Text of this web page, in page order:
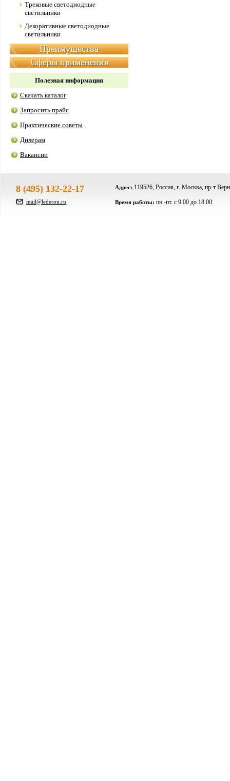
Трековые светодиодные
светильники
Декоративные светодиодные
светильники
Преимущества
Сферы применения
Полезная информация
Скачать каталог
Запросить прайс
Практические советы
Дилерам
Вакансии
8 (495) 132-22-17
mail@lederon.ru
Адрес: 119526, Россия, г. Москва, пр-т
Время работы: пн.-пт. c 9.00 до 18.00